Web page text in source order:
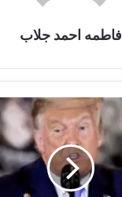
فاطمه احمد جلاب